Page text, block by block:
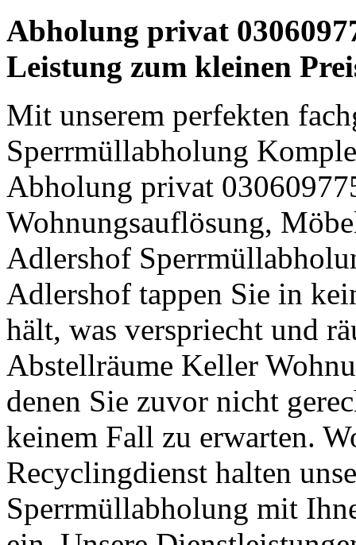
Abholung privat
Leistung zum kleinen
Mit unserem perfekten
Sperrmüllabholung
Abholung privat
Wohnungsauflösung,
Adlershof
Adlershof tappen Sie in
hält, was verspriecht und
Abstellräume Keller
denen Sie zuvor nicht
keinem Fall zu erwarten.
Recyclingdienst halten
Sperrmüllabholung mit